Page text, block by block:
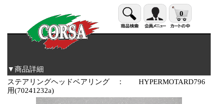
0
▼商品詳細
ステアリングヘッドベアリング ： HYPERMOTARD796
用(70241232a)